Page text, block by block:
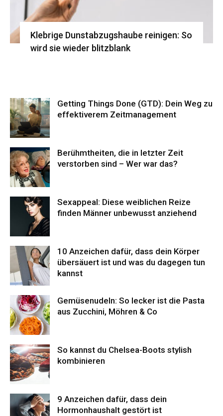
Klebrige Dunstabzugshaube reinigen: So
wird sie wieder blitzblank
Getting Things Done (GTD): Dein Weg zu
effektiverem Zeitmanagement
Berühmtheiten, die in letzter Zeit
verstorben sind – Wer war das?
Sexappeal: Diese weiblichen Reize
finden Männer unbewusst anziehend
10 Anzeichen dafür, dass dein Körper
übersäuert ist und was du dagegen tun
kannst
Gemüsenudeln: So lecker ist die Pasta
aus Zucchini, Möhren & Co
So kannst du Chelsea-Boots stylish
kombinieren
9 Anzeichen dafür, dass dein
Hormonhaushalt gestört ist